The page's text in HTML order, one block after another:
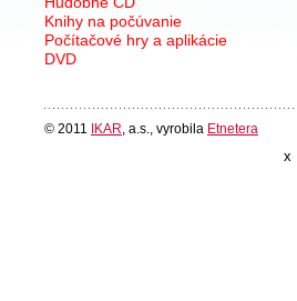
Knihy na počúvanie
Počítačové hry a aplikácie
DVD
© 2011 IKAR , a.s., vyrobila Etnetera
x